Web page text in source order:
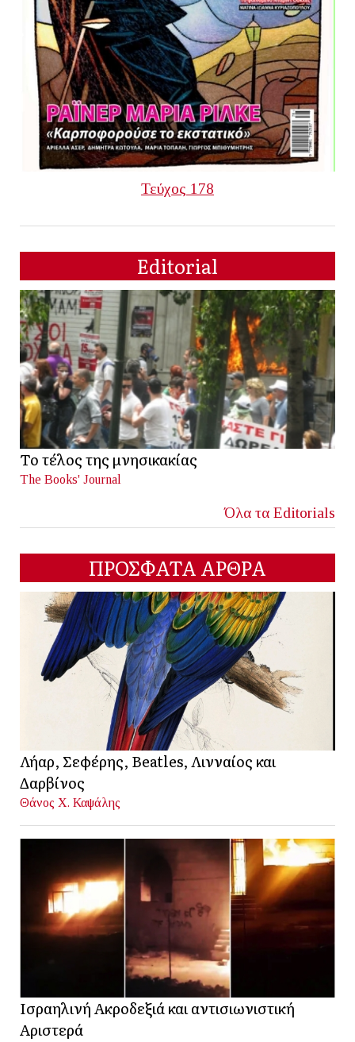
Τεύχος 178
Editorial
Το τέλος της μνησικακίας
The Books' Journal
Όλα τα Editorials
ΠΡΟΣΦΑΤΑ ΑΡΘΡΑ
Λήαρ, Σεφέρης, Beatles, Λινναίος και
Δαρβίνος
Θάνος Χ. Καψάλης
Ισραηλινή Ακροδεξιά και αντισιωνιστική
Αριστερά